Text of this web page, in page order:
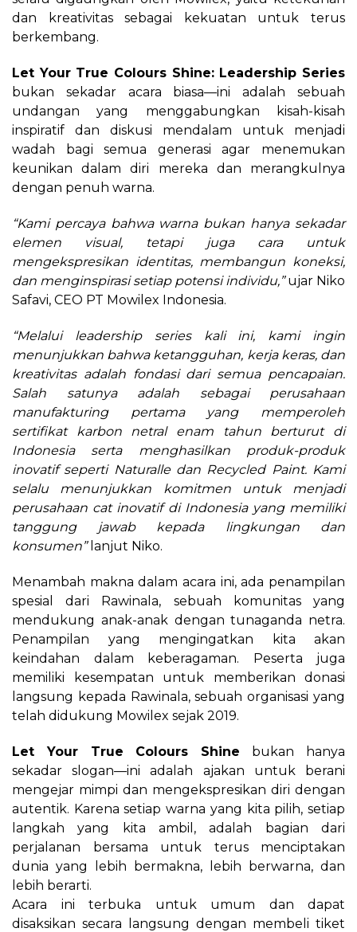
dan kreativitas sebagai kekuatan untuk terus
berkembang.
Let Your True Colours Shine: Leadership Series
bukan sekadar acara biasa—ini adalah sebuah
undangan yang menggabungkan kisah-kisah
inspiratif dan diskusi mendalam untuk menjadi
wadah bagi semua generasi agar menemukan
keunikan dalam diri mereka dan merangkulnya
dengan penuh warna.
“Kami percaya bahwa warna bukan hanya sekadar
elemen visual, tetapi juga cara untuk
mengekspresikan identitas, membangun koneksi,
dan menginspirasi setiap potensi individu,”ujar Niko
Safavi, CEO PT Mowilex Indonesia.
“Melalui leadership series kali ini, kami ingin
menunjukkan bahwa ketangguhan, kerja keras, dan
kreativitas adalah fondasi dari semua pencapaian.
Salah satunya adalah sebagai perusahaan
manufakturing pertama yang memperoleh
sertifikat karbon netral enam tahun berturut di
Indonesia serta menghasilkan produk-produk
inovatif seperti Naturalle dan Recycled Paint. Kami
selalu menunjukkan komitmen untuk menjadi
perusahaan cat inovatif di Indonesia yang memiliki
tanggung jawab kepada lingkungan dan
konsumen” lanjut Niko.
Menambah makna dalam acara ini, ada penampilan
spesial dari Rawinala, sebuah komunitas yang
mendukung anak-anak dengan tunaganda netra.
Penampilan yang mengingatkan kita akan
keindahan dalam keberagaman. Peserta juga
memiliki kesempatan untuk memberikan donasi
langsung kepada Rawinala, sebuah organisasi yang
telah didukung Mowilex sejak 2019.
Let Your True Colours Shine bukan hanya
sekadar slogan—ini adalah ajakan untuk berani
mengejar mimpi dan mengekspresikan diri dengan
autentik. Karena setiap warna yang kita pilih, setiap
langkah yang kita ambil, adalah bagian dari
perjalanan bersama untuk terus menciptakan
dunia yang lebih bermakna, lebih berwarna, dan
lebih berarti.
Acara ini terbuka untuk umum dan dapat
disaksikan secara langsung dengan membeli tiket